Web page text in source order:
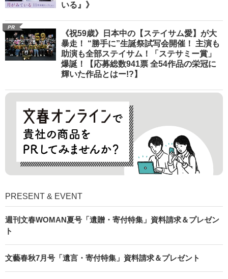
いる』》
PR
《祝59歳》日本中の【ステイサム愛】が大
暴走！ “勝手に”生誕祭試写会開催！ 主演も
助演も全部ステイサム！「ステサミー賞」
爆誕！【応募総数941票 全54作品の栄冠に
輝いた作品とはー!?】
PRESENT & EVENT
週刊文春WOMAN夏号「遺贈・寄付特集」資料請求＆プレゼン
ト
文藝春秋7月号「遺言・寄付特集」資料請求＆プレゼント